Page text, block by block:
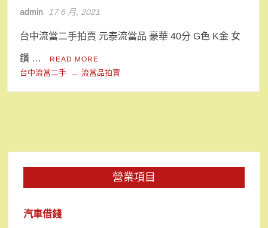
admin 17 6 月, 2021
台中流當二手拍賣 元泰流當品 豪華 40分 G色 K金 女
鑽 … READ MORE
台中流當二手 流當品拍賣
營業項目
汽車借錢